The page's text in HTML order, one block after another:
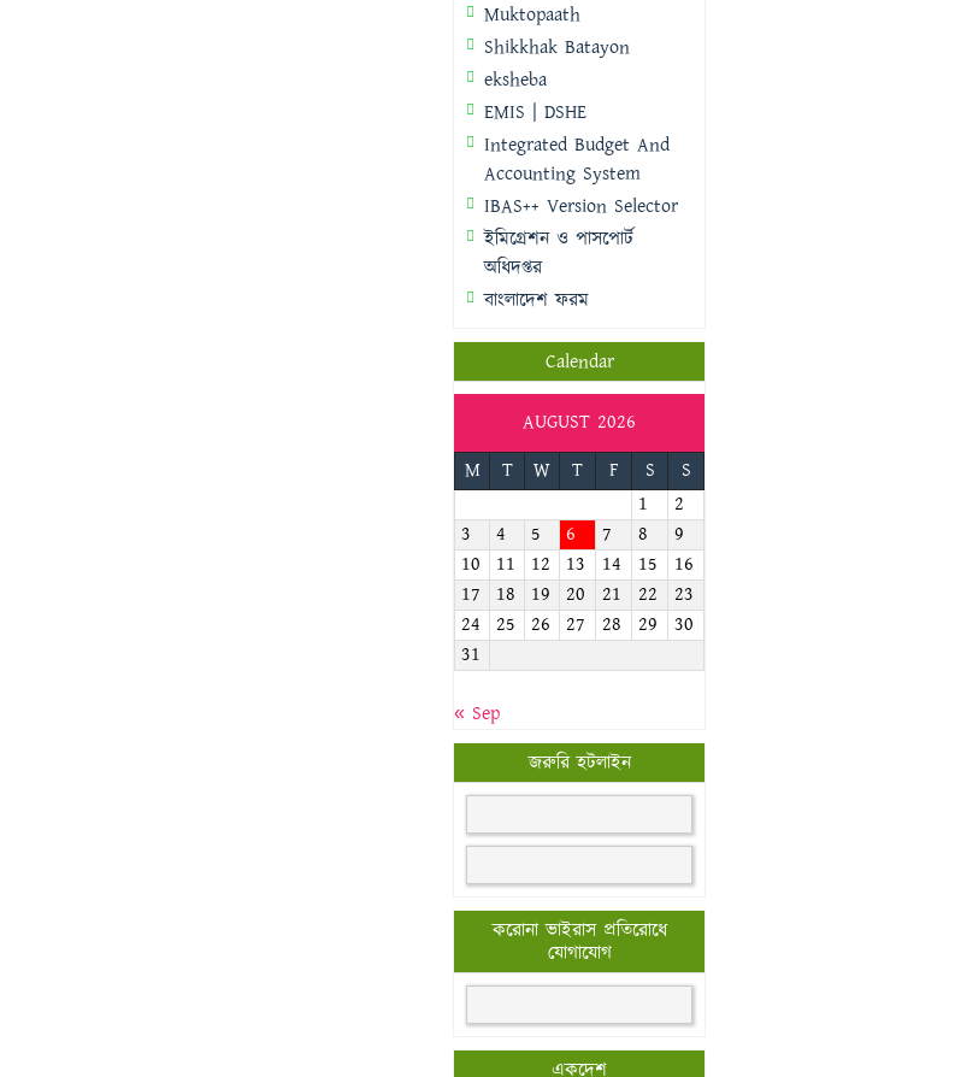
Muktopaath
Shikkhak Batayon
eksheba
EMIS | DSHE
Integrated Budget And
Accounting System
IBAS++ Version Selector
ইমিগ্রেশন ও পাসপোর্ট
অধিদপ্তর
বাংলাদেশ ফরম
Calendar
AUGUST 2026
M
T W T F S
S
1
2
3
4 5 6 7 8
9
10
11 12 13 14 15
16
17
18 19 20 21 22
23
24
25 26 27 28 29
30
31
« Sep
জরুরি হটলাইন
করোনা ভাইরাস প্রতিরোধে
যোগাযোগ
একদেশ